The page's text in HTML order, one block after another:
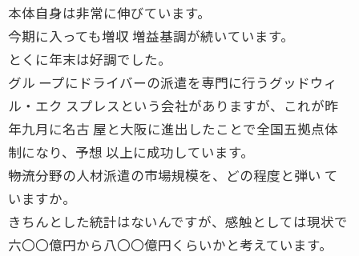
本体自身は非常に伸びています。
今期に入っても増収 増益基調が続いています。
とくに年末は好調でした。
グル ープにドライバーの派遣を専門に行うグッドウィ
ル・エク スプレスという会社がありますが、これが昨
年九月に名古 屋と大阪に進出したことで全国五拠点体
制になり、予想 以上に成功しています。
――物流分野の人材派遣の市場規模を、どの程度と弾い て
いますか。
きちんとした統計はないんですが、感触としては現状で
六〇〇億円から八〇〇億円くらいかと考えています。